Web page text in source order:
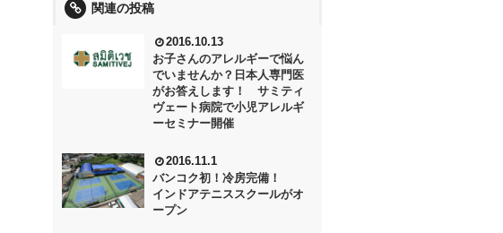
関連の投稿
2016.10.13
お子さんのアレルギーで悩ん
でいませんか？日本人専門医
がお答えします！ サミティ
ヴェート病院で小児アレルギ
ーセミナー開催
2016.11.1
バンコク初！冷房完備！
インドアテニススクールがオ
ープン